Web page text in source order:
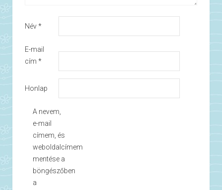
Név*
E-mail
cím *
Honlap
A nevem,
e-mail
címem, és
weboldalcímem
mentése a
böngészőben
a